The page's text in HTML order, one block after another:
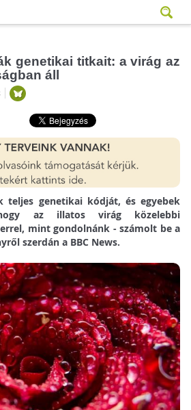
genetikai titkait: a virág az
áll
teljes genetikai kódját, és egyebek
az illatos virág közelebbi
mint gondolnánk - számolt be a
szerdán a BBC News.